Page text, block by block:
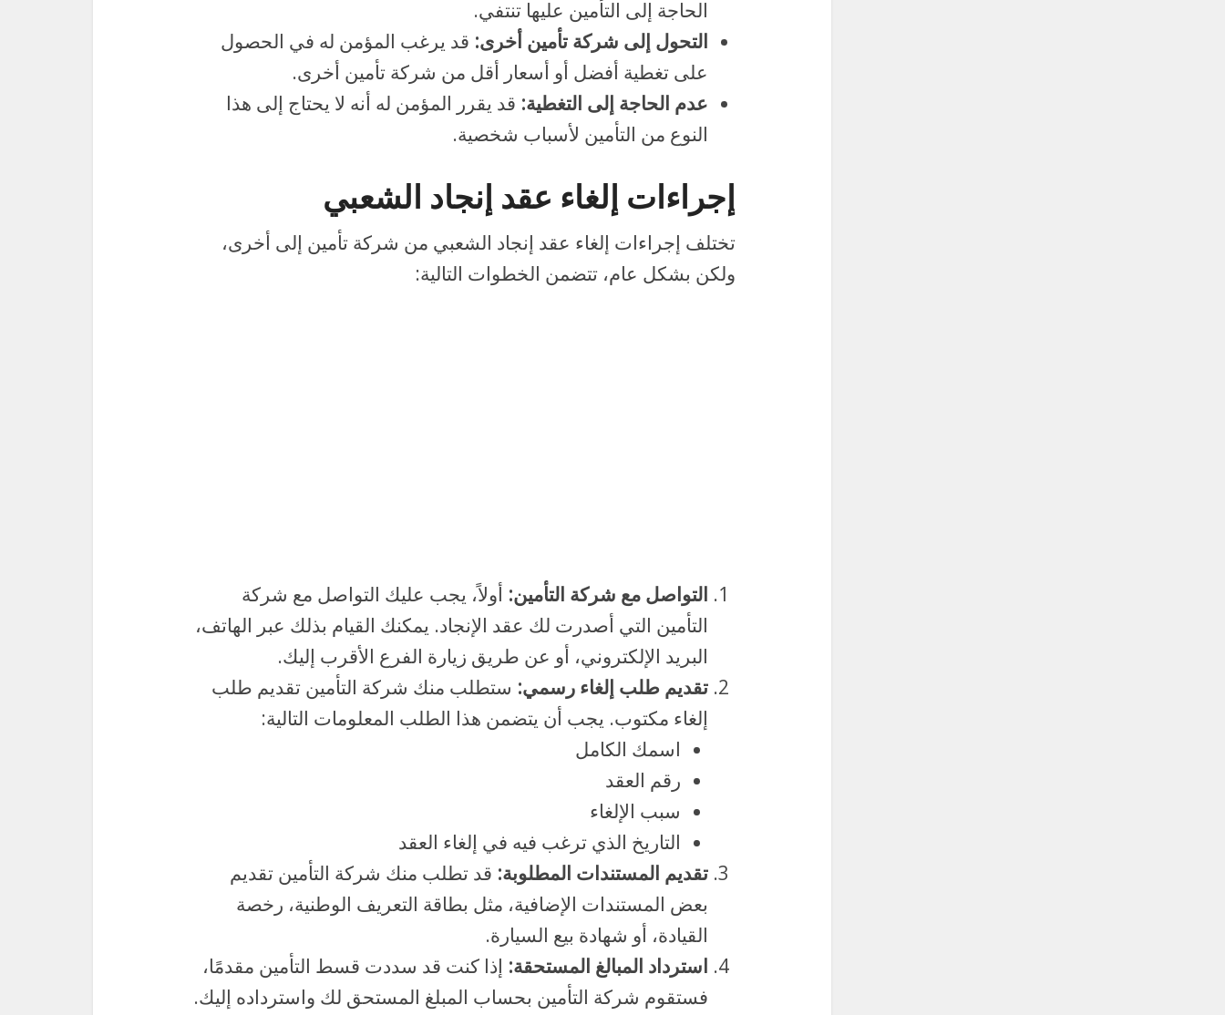
الحاجة إلى التأمين عليها تنتفي.
التحول إلى شركة تأمين أخرى: قد يرغب المؤمن له في الحصول
على تغطية أفضل أو أسعار أقل من شركة تأمين أخرى.
عدم الحاجة إلى التغطية: قد يقرر المؤمن له أنه لا يحتاج إلى هذا
النوع من التأمين لأسباب شخصية.
إجراءات إلغاء عقد إنجاد الشعبي
تختلف إجراءات إلغاء عقد إنجاد الشعبي من شركة تأمين إلى أخرى،
ولكن بشكل عام، تتضمن الخطوات التالية:
التواصل مع شركة التأمين: أولاً، يجب عليك التواصل مع شركة
التأمين التي أصدرت لك عقد الإنجاد. يمكنك القيام بذلك عبر الهاتف،
البريد الإلكتروني، أو عن طريق زيارة الفرع الأقرب إليك.
تقديم طلب إلغاء رسمي: ستطلب منك شركة التأمين تقديم طلب
إلغاء مكتوب. يجب أن يتضمن هذا الطلب المعلومات التالية:
اسمك الكامل
رقم العقد
سبب الإلغاء
التاريخ الذي ترغب فيه في إلغاء العقد
تقديم المستندات المطلوبة: قد تطلب منك شركة التأمين تقديم
بعض المستندات الإضافية، مثل بطاقة التعريف الوطنية، رخصة
القيادة، أو شهادة بيع السيارة.
استرداد المبالغ المستحقة: إذا كنت قد سددت قسط التأمين مقدمًا،
فستقوم شركة التأمين بحساب المبلغ المستحق لك واسترداده إليك.